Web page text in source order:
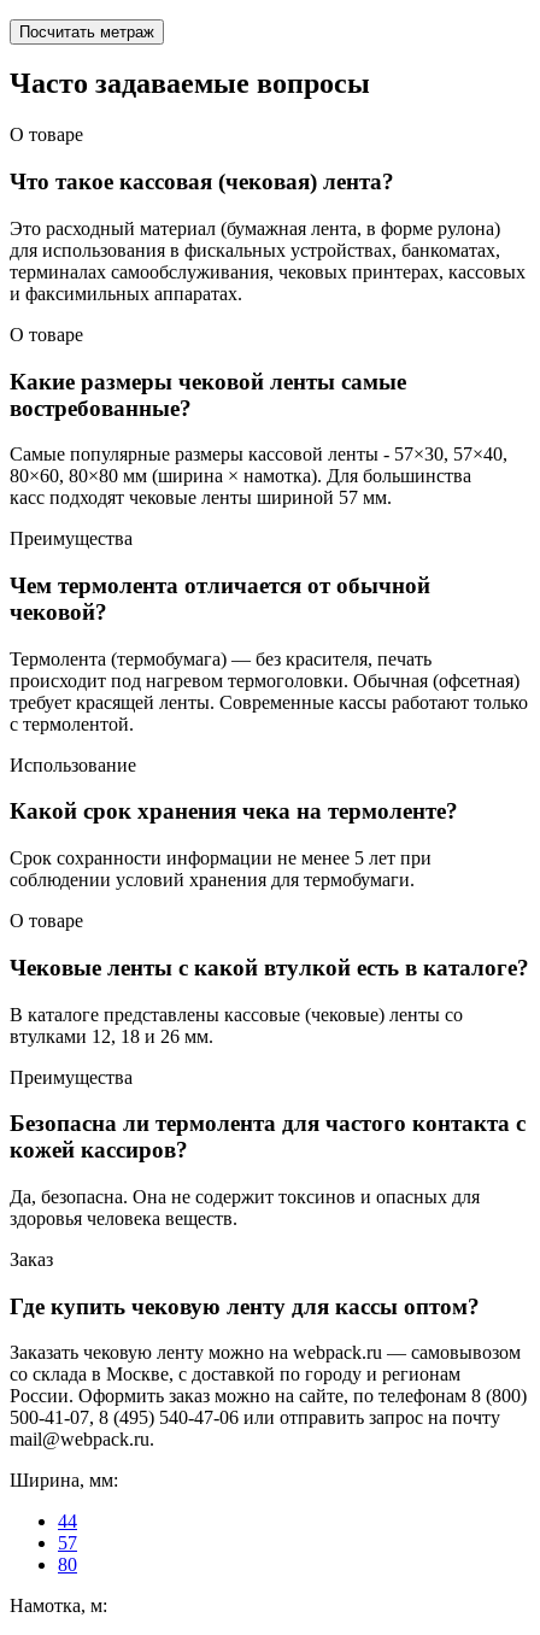
Посчитать метраж
Часто задаваемые вопросы
О товаре
Что такое кассовая (чековая) лента?
Это расходный материал (бумажная лента, в форме рулона)
для использования в фискальных устройствах, банкоматах,
терминалах самообслуживания, чековых принтерах, кассовых
и факсимильных аппаратах.
О товаре
Какие размеры чековой ленты самые
востребованные?
Самые популярные размеры кассовой ленты - 57×30, 57×40,
80×60, 80×80 мм (ширина × намотка). Для большинства
касс подходят чековые ленты шириной 57 мм.
Преимущества
Чем термолента отличается от обычной
чековой?
Термолента (термобумага) — без красителя, печать
происходит под нагревом термоголовки. Обычная (офсетная)
требует красящей ленты. Современные кассы работают только
с термолентой.
Использование
Какой срок хранения чека на термоленте?
Срок сохранности информации не менее 5 лет при
соблюдении условий хранения для термобумаги.
О товаре
Чековые ленты с какой втулкой есть в каталоге?
В каталоге представлены кассовые (чековые) ленты со
втулками 12, 18 и 26 мм.
Преимущества
Безопасна ли термолента для частого контакта с
кожей кассиров?
Да, безопасна. Она не содержит токсинов и опасных для
здоровья человека веществ.
Заказ
Где купить чековую ленту для кассы оптом?
Заказать чековую ленту можно на webpack.ru — самовывозом
со склада в Москве, с доставкой по городу и регионам
России. Оформить заказ можно на сайте, по телефонам 8 (800)
500-41-07, 8 (495) 540-47-06 или отправить запрос на почту
mail@webpack.ru.
Ширина, мм:
44
57
80
Намотка, м: